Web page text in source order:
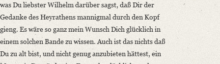
was Du liebster Wilhelm darüber sagst, daß Dir der
Gedanke des Heyrathens mannigmal durch den Kopf
gieng. Es wäre so ganz mein Wunsch Dich glücklich in
einem solchen Bande zu wissen. Auch ist das nichts daß
Du zu alt bist, und nicht genug anzubieten hättest, ein